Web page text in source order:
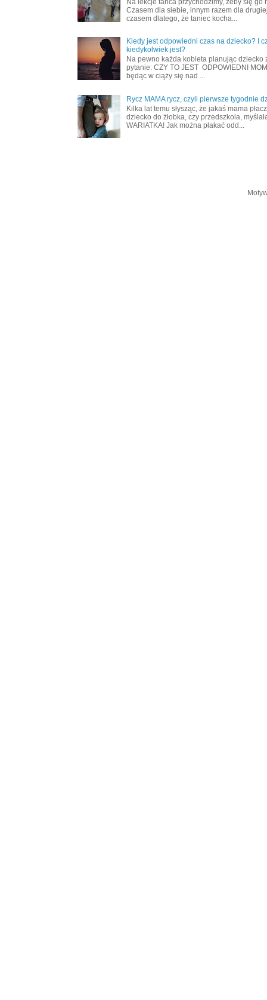
Czasem dla siebie, innym razem dla
czasem dlatego, że taniec kocha...
Kiedy jest odpowiedni czas na dziecko? I
kiedykolwiek jest?
Na pewno każda kobieta planując dziecko
pytanie: CZY TO JEST ODPOWIEDNI
będąc w ciąży się nad ...
Rycz MAMA rycz, czyli pierwsze tygodnie
Kilka lat temu słysząc, że jakaś mama
dziecko do żłobka, czy przedszkola,
WARIATKA! Jak można płakać odd...